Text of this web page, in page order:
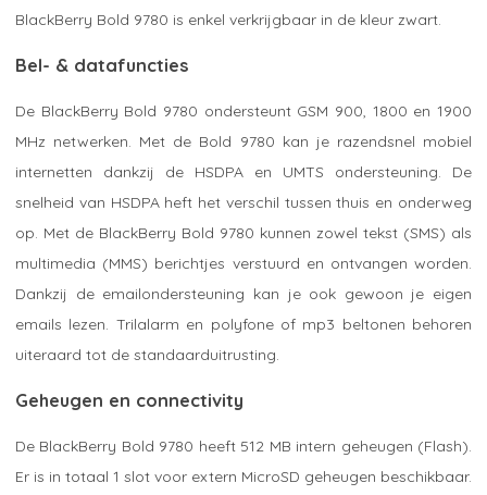
BlackBerry Bold 9780 is enkel verkrijgbaar in de kleur zwart.
Bel- & datafuncties
De BlackBerry Bold 9780 ondersteunt GSM 900, 1800 en 1900
MHz netwerken. Met de Bold 9780 kan je razendsnel mobiel
internetten dankzij de HSDPA en UMTS ondersteuning. De
snelheid van HSDPA heft het verschil tussen thuis en onderweg
op. Met de BlackBerry Bold 9780 kunnen zowel tekst (SMS) als
multimedia (MMS) berichtjes verstuurd en ontvangen worden.
Dankzij de emailondersteuning kan je ook gewoon je eigen
emails lezen. Trilalarm en polyfone of mp3 beltonen behoren
uiteraard tot de standaarduitrusting.
Geheugen en connectivity
De BlackBerry Bold 9780 heeft 512 MB intern geheugen (Flash).
Er is in totaal 1 slot voor extern MicroSD geheugen beschikbaar.